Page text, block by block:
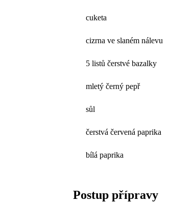
cuketa
cizrna ve slaném nálevu
5 listů čerstvé bazalky
mletý černý pepř
sůl
čerstvá červená paprika
bílá paprika
Postup přípravy